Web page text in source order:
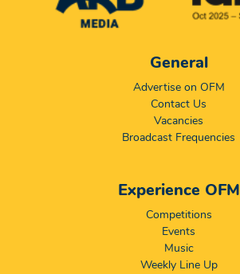
General
Advertise on OFM
Contact Us
Vacancies
Broadcast Frequencies
Experience OFM
Competitions
Events
Music
Weekly Line Up